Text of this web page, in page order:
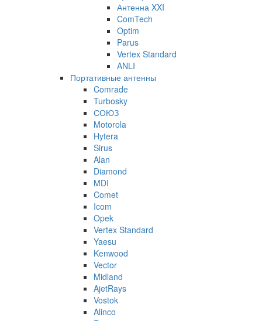
Антенна XXI
ComTech
Optim
Parus
Vertex Standard
ANLI
Портативные антенны
Comrade
Turbosky
СОЮЗ
Motorola
Hytera
Sirus
Alan
Diamond
MDI
Comet
Icom
Opek
Vertex Standard
Yaesu
Kenwood
Vector
Midland
AjetRays
Vostok
Alinco